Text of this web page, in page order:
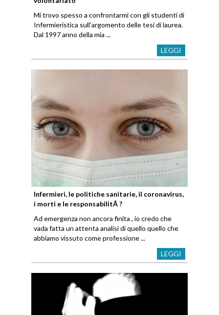
Mi trovo spesso a confrontarmi con gli studenti di
Infermieristica sull'argomento delle tesi di laurea.
Dal 1997 anno della mia ...
LEGGI
Infermieri, le politiche sanitarie, il coronavirus,
i morti e le responsabilitÃ ?
Ad emergenza non ancora finita , io credo che
vada fatta un attenta analisi di quello quello che
abbiamo vissuto come professione ...
LEGGI